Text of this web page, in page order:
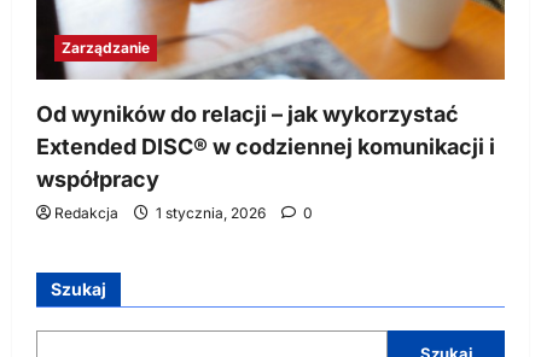
Zarządzanie
Od wyników do relacji – jak wykorzystać
Extended DISC® w codziennej komunikacji i
współpracy
Redakcja 1 stycznia, 2026 0
Szukaj